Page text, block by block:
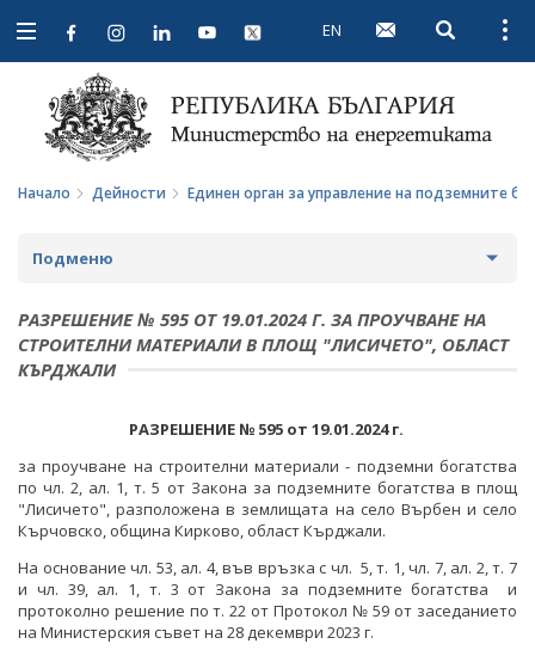
Open
navigation
EN Open
Начало Дейности Единен орган за управление на подземните
Подменю
СТРАТЕГИИ И ПОЛИТИКИ
СТАТИСТИКА И АНАЛИЗИ
ПРОТОКОЛИ И ДРУГИ МАТЕРИАЛИ ОТ ЗАСЕДАНИЯТА
НА СЪВЕТА
РАЗСЕКРЕТЕНИ ДОГОВОРИ В ЕНЕРГЕТИКАТА
ПРЯКО ИЗЛЪЧВАНЕ НА ЗАСЕДАНИЯТА НА
ОБЩЕСТВЕНИЯ СЪВЕТ ПО ЕНЕРГЕТИКА
МЕЖДУНАРОДЕН ФОНД "КОЗЛОДУЙ"
ПРОЕКТИ ОТ ОБЩ ИНТЕРЕС
ДРУГИ ЗНАЧИМИ ПРОЕКТИ
ПРОГРАМА "ЕНЕРГИЙНА ЕФЕКТИВНОСТ И
ВЪЗОБНОВЯЕМА ЕНЕРГИЯ"
ЕНЕРГИЙНА ЕФЕКТИВНОСТ
ВЪЗОБНОВЯЕМИ ЕНЕРГИЙНИ ИЗТОЧНИЦИ
РАЗРЕШЕНИЕ № 595 ОТ 19.01.2024 Г. ЗА ПРОУЧВАНЕ НА
СТРОИТЕЛНИ МАТЕРИАЛИ В ПЛОЩ "ЛИСИЧЕТО", ОБЛАСТ
КЪРДЖАЛИ
РАЗРЕШЕНИЕ № 595 от 19.01.2024г.
за проучване на строителни материали - подземни богатства
по чл. 2, ал. 1, т. 5 от Закона за подземните богатства в площ
"Лисичето", разположена в землищата на село Върбен и село
Кърчовско, община Кирково, област Кърджали.
На основание чл. 53, ал. 4, във връзка с чл. 5, т. 1, чл. 7, ал. 2, т. 7
и чл. 39, ал. 1, т. 3 от Закона за подземните богатства и
протоколно решение по т. 22 от Протокол № 59 от заседанието
на Министерския съвет на 28 декември 2023 г.